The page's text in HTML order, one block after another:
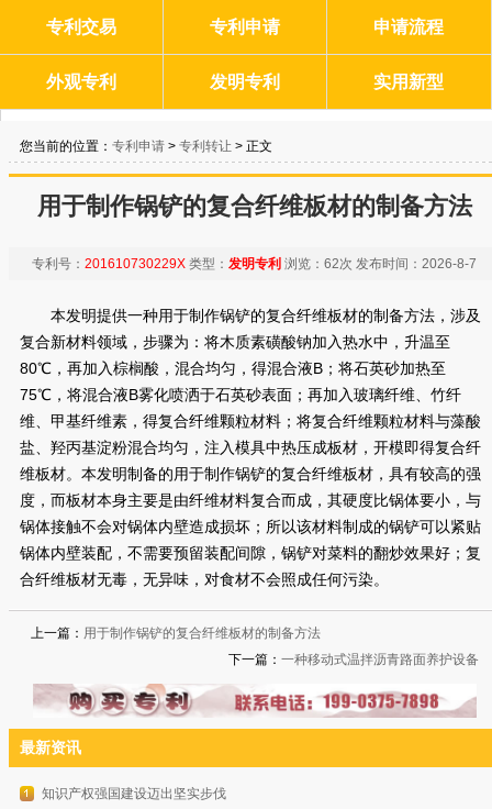
专利交易 专利申请 申请流程
外观专利 发明专利 实用新型
您当前的位置： 专利申请 > 专利转让 > 正文
用于制作锅铲的复合纤维板材的制备方法
专利号：201610730229X 类型：发明专利 浏览：62次 发布时间：2026-8-7
本发明提供一种用于制作锅铲的复合纤维板材的制备方法，涉及
复合新材料领域，步骤为：将木质素磺酸钠加入热水中，升温至
80℃，再加入棕榈酸，混合均匀，得混合液B；将石英砂加热至
75℃，将混合液B雾化喷洒于石英砂表面；再加入玻璃纤维、竹纤
维、甲基纤维素，得复合纤维颗粒材料；将复合纤维颗粒材料与藻酸
盐、羟丙基淀粉混合均匀，注入模具中热压成板材，开模即得复合纤
维板材。本发明制备的用于制作锅铲的复合纤维板材，具有较高的强
度，而板材本身主要是由纤维材料复合而成，其硬度比锅体要小，与
锅体接触不会对锅体内壁造成损坏；所以该材料制成的锅铲可以紧贴
锅体内壁装配，不需要预留装配间隙，锅铲对菜料的翻炒效果好；复
合纤维板材无毒，无异味，对食材不会照成任何污染。
上一篇： 用于制作锅铲的复合纤维板材的制备方法
下一篇： 一种移动式温拌沥青路面养护设备
最新资讯
知识产权强国建设迈出坚实步伐